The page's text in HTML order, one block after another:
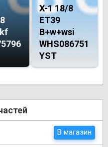
X-1 18/8
ET39
B+w+wsi
WHS086751
YST
В магазин